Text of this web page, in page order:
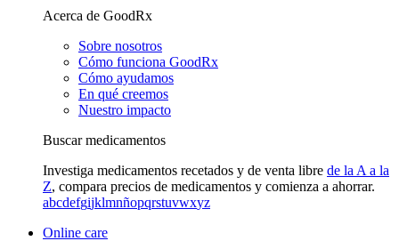
Acerca de GoodRx
Sobre nosotros
Cómo funciona GoodRx
Cómo ayudamos
En qué creemos
Nuestro impacto
Buscar medicamentos
Investiga medicamentos recetados y de venta libre de la A a la
Z, compara precios de medicamentos y comienza a ahorrar.
abcdefgijklmnñopqrstuvwxyz
Online care